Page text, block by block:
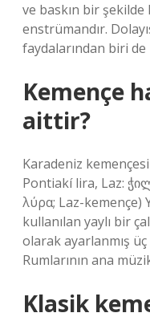
ve baskın bir şekilde
enstrümandır.
faydalarından biri
Kemençe
aittir?
Karadeniz
Pontiakí lira, Laz:
λύρα; Laz-kemençe)
kullanılan yaylı bir
olarak ayarlanmış
Rumlarının ana
Klasik